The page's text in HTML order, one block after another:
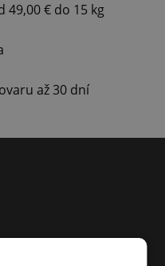
49,00 € do 15 kg
až 30 dní